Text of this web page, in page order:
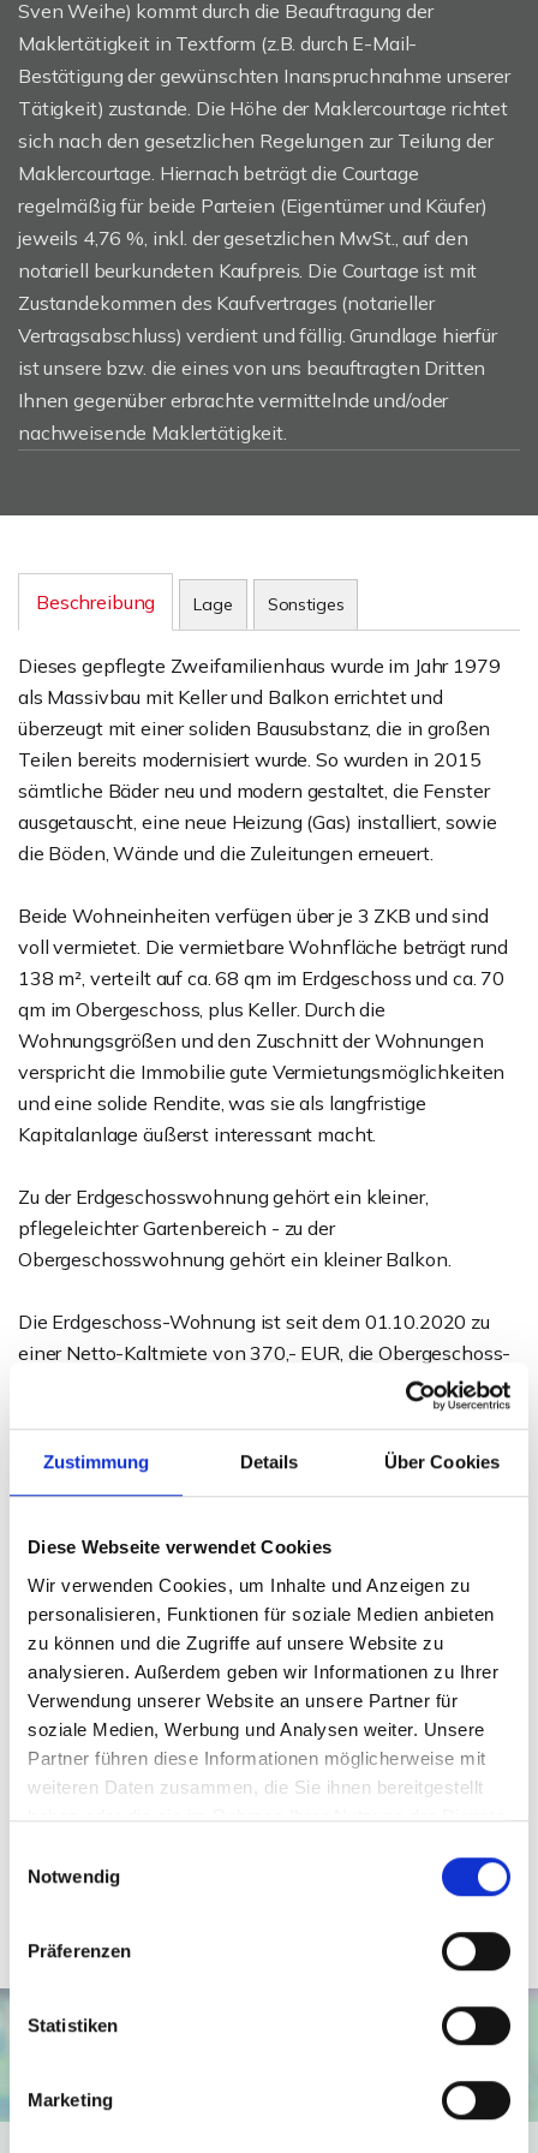
Zustimmung Details Über Cookies
Diese Webseite verwendet Cookies
Wir verwenden Cookies, um Inhalte und Anzeigen zu
personalisieren, Funktionen für soziale Medien anbieten
zu können und die Zugriffe auf unsere Website zu
analysieren. Außerdem geben wir Informationen zu Ihrer
Verwendung unserer Website an unsere Partner für
soziale Medien, Werbung und Analysen weiter. Unsere
Partner führen diese Informationen möglicherweise mit
weiteren Daten zusammen, die Sie ihnen bereitgestellt
haben oder die sie im Rahmen Ihrer Nutzung der Dienste
Notwendig
Präferenzen
Statistiken
Marketing
Sven Weihe) kommt durch die Beauftragung der
Maklertätigkeit in Textform (z.B. durch E-Mail-
Bestätigung der gewünschten Inanspruchnahme unserer
Tätigkeit) zustande. Die Höhe der Maklercourtage richtet
sich nach den gesetzlichen Regelungen zur Teilung der
Maklercourtage. Hiernach beträgt die Courtage
regelmäßig für beide Parteien (Eigentümer und Käufer)
jeweils 4,76 %, inkl. der gesetzlichen MwSt., auf den
notariell beurkundeten Kaufpreis. Die Courtage ist mit
Zustandekommen des Kaufvertrages (notarieller
Vertragsabschluss) verdient und fällig. Grundlage hierfür
ist unsere bzw. die eines von uns beauftragten Dritten
Ihnen gegenüber erbrachte vermittelnde und/oder
nachweisende Maklertätigkeit.
Beschreibung Lage Sonstiges
Dieses gepflegte Zweifamilienhaus wurde im Jahr 1979
als Massivbau mit Keller und Balkon errichtet und
überzeugt mit einer soliden Bausubstanz, die in großen
Teilen bereits modernisiert wurde. So wurden in 2015
sämtliche Bäder neu und modern gestaltet, die Fenster
ausgetauscht, eine neue Heizung (Gas) installiert, sowie
die Böden, Wände und die Zuleitungen erneuert.
Beide Wohneinheiten verfügen über je 3 ZKB und sind
voll vermietet. Die vermietbare Wohnfläche beträgt rund
138 m², verteilt auf ca. 68 qm im Erdgeschoss und ca. 70
qm im Obergeschoss, plus Keller. Durch die
Wohnungsgrößen und den Zuschnitt der Wohnungen
verspricht die Immobilie gute Vermietungsmöglichkeiten
und eine solide Rendite, was sie als langfristige
Kapitalanlage äußerst interessant macht.
Zu der Erdgeschosswohnung gehört ein kleiner,
pflegeleichter Gartenbereich - zu der
Obergeschosswohnung gehört ein kleiner Balkon.
Die Erdgeschoss-Wohnung ist seit dem 01.10.2020 zu
einer Netto-Kaltmiete von 370,- EUR, die Obergeschoss-
Wohnung seit dem 01.04.2025 zu einer Netto-Kaltmiete
Sehr praktisch ist der für beide Parteien zu nutzende
hier auch Anschlüsse für Waschmaschine und Trockner
Carport und einen weiteren PKW-Außen-Stellplatz für
die Mieter.
Ansprechpartner
Daniel Behrendt
behrendt@wb-immobilien.de